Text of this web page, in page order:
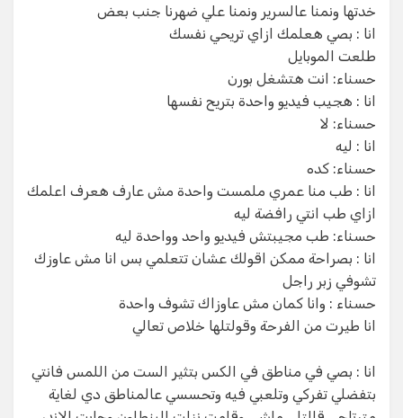
خدتها ونمنا عالسرير ونمنا علي ضهرنا جنب بعض
انا : بصي هعلمك ازاي تريحي نفسك
طلعت الموبايل
حسناء: انت هتشغل بورن
انا : هجيب فيديو واحدة بتريح نفسها
حسناء: لا
انا : ليه
حسناء: كده
انا : طب منا عمري ملمست واحدة مش عارف هعرف اعلمك
ازاي طب انتي رافضة ليه
حسناء: طب مجيبتش فيديو واحد وواحدة ليه
انا : بصراحة ممكن اقولك عشان تتعلمي بس انا مش عاوزك
تشوفي زبر راجل
حسناء : وانا كمان مش عاوزاك تشوف واحدة
انا طيرت من الفرحة وقولتلها خلاص تعالي
انا : بصي في مناطق في الكس بتثير الست من اللمس فانتي
بتفضلي تفركي وتلعبي فيه وتحسسي عالمناطق دي لغاية